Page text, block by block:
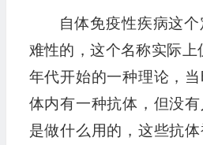
放
器
自体免疫性疾病这
难性的，这个名称实际
年代开始的一种理论，
体内有一种抗体，但没
是做什么用的，这些抗